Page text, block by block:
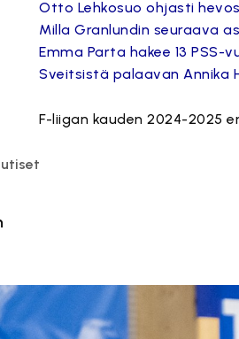
Otto Lehkosuo ohjasti
Milla Granlundin seuraava
Emma Parta hakee 13 PSS-
Sveitsistä palaavan Annika
F-liigan kauden 2024-2025